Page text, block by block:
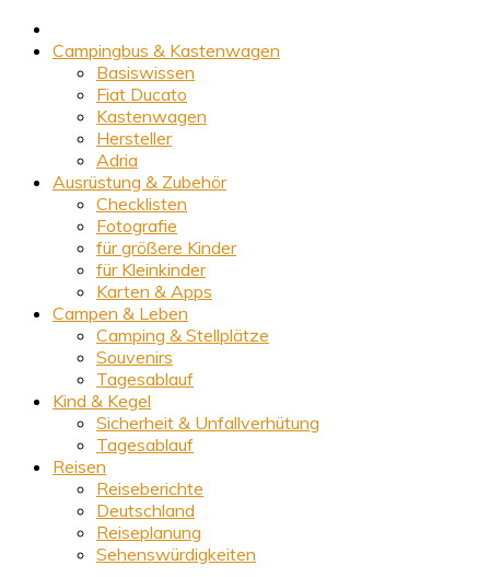
Campingbus & Kastenwagen
Basiswissen
Fiat Ducato
Kastenwagen
Hersteller
Adria
Ausrüstung & Zubehör
Checklisten
Fotografie
für größere Kinder
für Kleinkinder
Karten & Apps
Campen & Leben
Camping & Stellplätze
Souvenirs
Tagesablauf
Kind & Kegel
Sicherheit & Unfallverhütung
Tagesablauf
Reisen
Reiseberichte
Deutschland
Reiseplanung
Sehenswürdigkeiten